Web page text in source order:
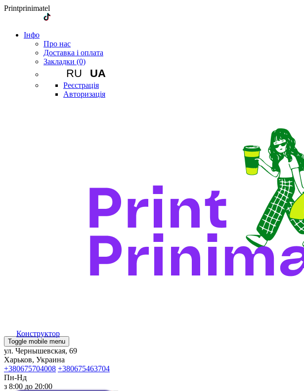
Printprinimatel
Iнфо
Про нас
Доставка і оплата
Закладки (0)
RU UA
Реєстрація
Авторизація
Toggle mobile menu
Конструктор
ул. Чернышевская, 69
Харьков, Украина
+380675704008 +380675463704
Пн-Нд
з 8:00 до 20:00